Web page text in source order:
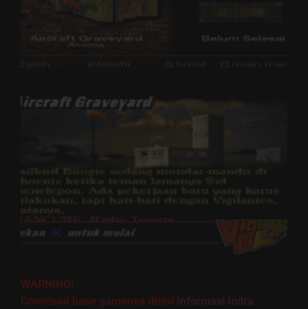
WARNING!
Download base gamenya disini Informasi Indra